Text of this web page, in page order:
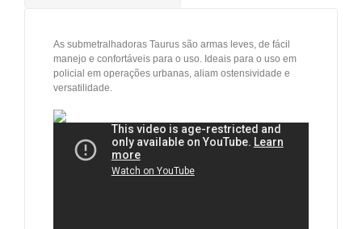
As submetralhadoras Taurus são armas leves, de fácil
manejo e confortáveis para o uso. Ideais para o uso em
policial em operações urbanas, aliam ostensividade e
versatilidade.